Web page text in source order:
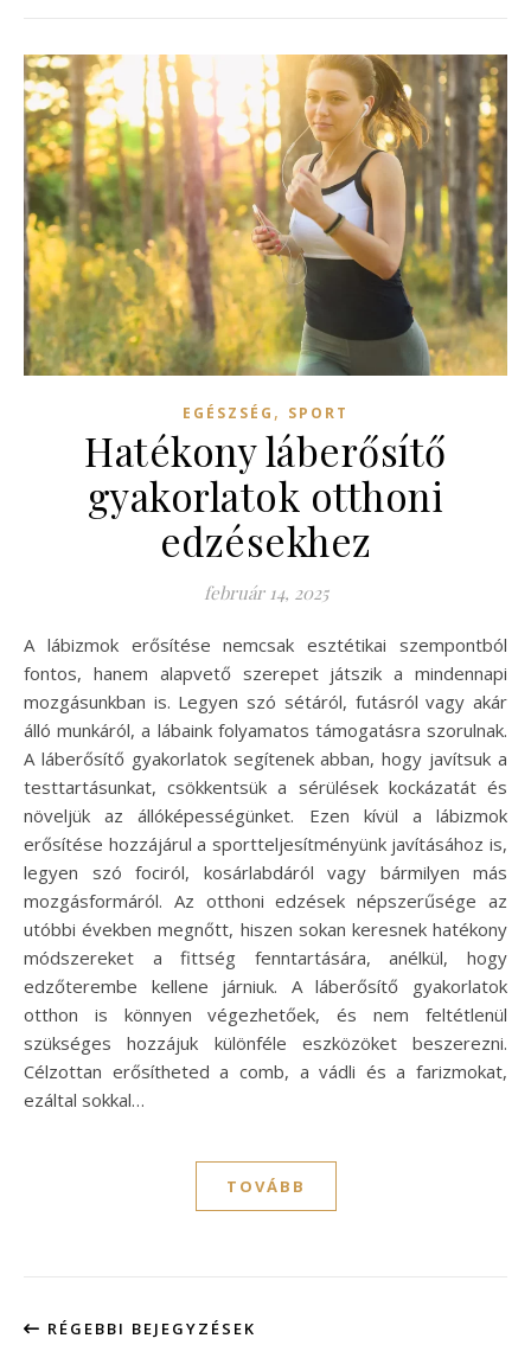
EGÉSZSÉG , SPORT
Hatékony láberősítő
gyakorlatok otthoni
edzésekhez
február 14, 2025
A lábizmok erősítése nemcsak esztétikai szempontból
fontos, hanem alapvető szerepet játszik a mindennapi
mozgásunkban is. Legyen szó sétáról, futásról vagy akár
álló munkáról, a lábaink folyamatos támogatásra szorulnak.
A láberősítő gyakorlatok segítenek abban, hogy javítsuk a
testtartásunkat, csökkentsük a sérülések kockázatát és
növeljük az állóképességünket. Ezen kívül a lábizmok
erősítése hozzájárul a sportteljesítményünk javításához is,
legyen szó fociról, kosárlabdáról vagy bármilyen más
mozgásformáról. Az otthoni edzések népszerűsége az
utóbbi években megnőtt, hiszen sokan keresnek hatékony
módszereket a fittség fenntartására, anélkül, hogy
edzőterembe kellene járniuk. A láberősítő gyakorlatok
otthon is könnyen végezhetőek, és nem feltétlenül
szükséges hozzájuk különféle eszközöket beszerezni.
Célzottan erősítheted a comb, a vádli és a farizmokat,
ezáltal sokkal…
TOVÁBB
RÉGEBBI BEJEGYZÉSEK